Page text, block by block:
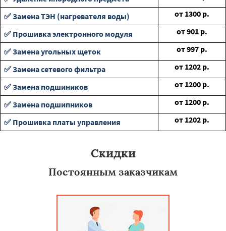
✅ Замена ТЭН (нагревателя воды)
от 1300 р.
✅ Прошивка электронного модуля
от901 р.
✅ Замена угольных щеток
от997 р.
✅ Замена сетевого фильтра
от 1202 р.
✅ Замена подшиников
от 1200 р.
✅ Замена подшипников
от 1200 р.
✅ Прошивка платы управления
от 1202 р.
Скидки
Постоянным заказчикам